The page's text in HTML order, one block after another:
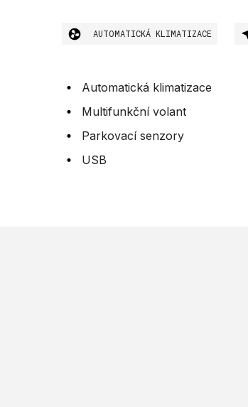
AUTOMATICKÁ KLIMATIZACE
Automatická klimatizace
Multifunkční volant
Parkovací senzory
USB